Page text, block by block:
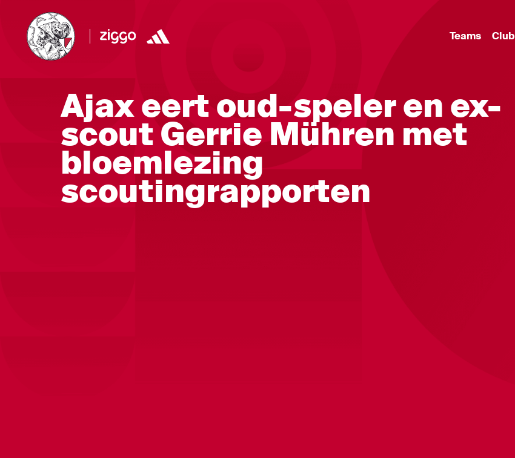
Teams Club
Ajax eert oud-speler en ex-
scout Gerrie Mühren met
bloemlezing
scoutingrapporten